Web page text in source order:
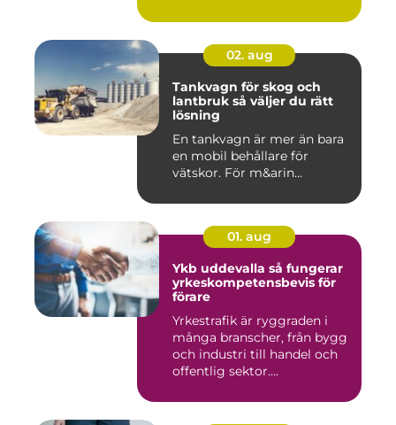
02. aug
Tankvagn för skog och
lantbruk så väljer du rätt
lösning
En tankvagn är mer än bara
en mobil behållare för
vätskor. För m&arin...
01. aug
Ykb uddevalla så fungerar
yrkeskompetensbevis för
förare
Yrkestrafik är ryggraden i
många branscher, från bygg
och industri till handel och
offentlig sektor....